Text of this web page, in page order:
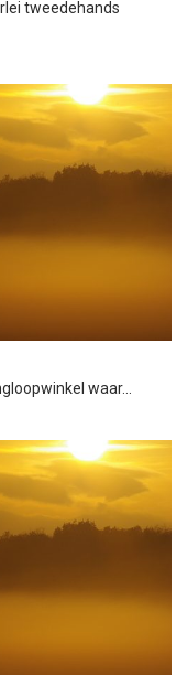
tweedehands
waar...